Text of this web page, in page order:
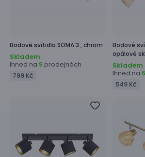
Bodové svítidlo SOMA 3 , chrom
Skladem
Ihned na 9 prodejnách
799 Kč
Bodové
opálové
Skladem
Ihned na 6
549 Kč